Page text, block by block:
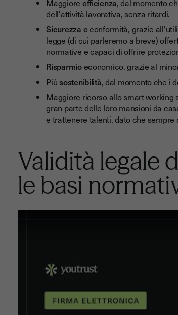
dell'attività lavorativa, senza ritardi.
Sicurezza econformità, grazie
legge (di cui parleremo a breve)
normative e capaci di offrire
Risparmioeconomico, grazie al
Piùsostenibilità, dal momento che i
Maggiore ricorso allosmart working
gran parte delle loro mansioni da
e trattenere talenti, dato che
Validità legale
le basi